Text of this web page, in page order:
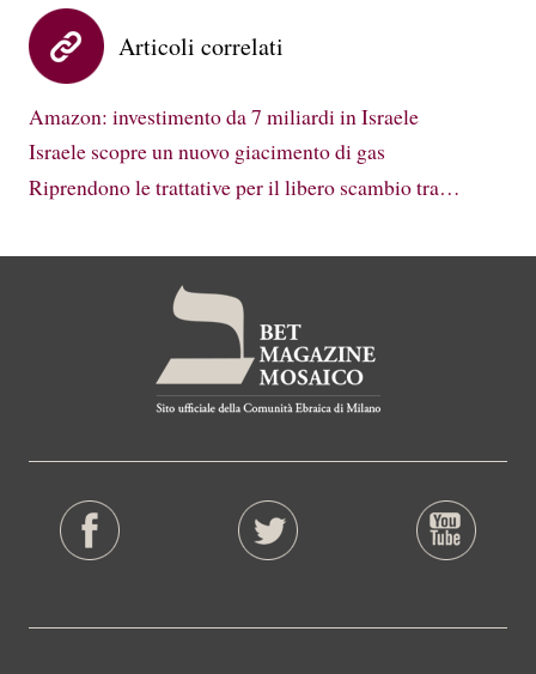
Articoli correlati
Amazon: investimento da 7 miliardi in Israele
Israele scopre un nuovo giacimento di gas
Riprendono le trattative per il libero scambio tra…